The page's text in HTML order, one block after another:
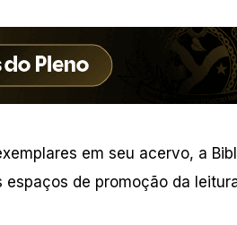
em seu acervo, a
de promoção da